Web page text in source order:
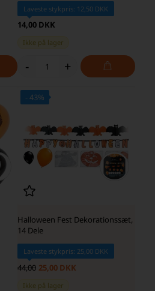
Laveste stykpris: 12,50 DKK
14,00 DKK
Ikke på lager
- +
- 43%
Halloween Fest Dekorationssæt,
14 Dele
Laveste stykpris: 25,00 DKK
44,00 25,00 DKK
Ikke på lager